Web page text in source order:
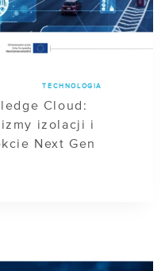
TECHNOLOGIA
Cloud:
izolacji i
Next Gen